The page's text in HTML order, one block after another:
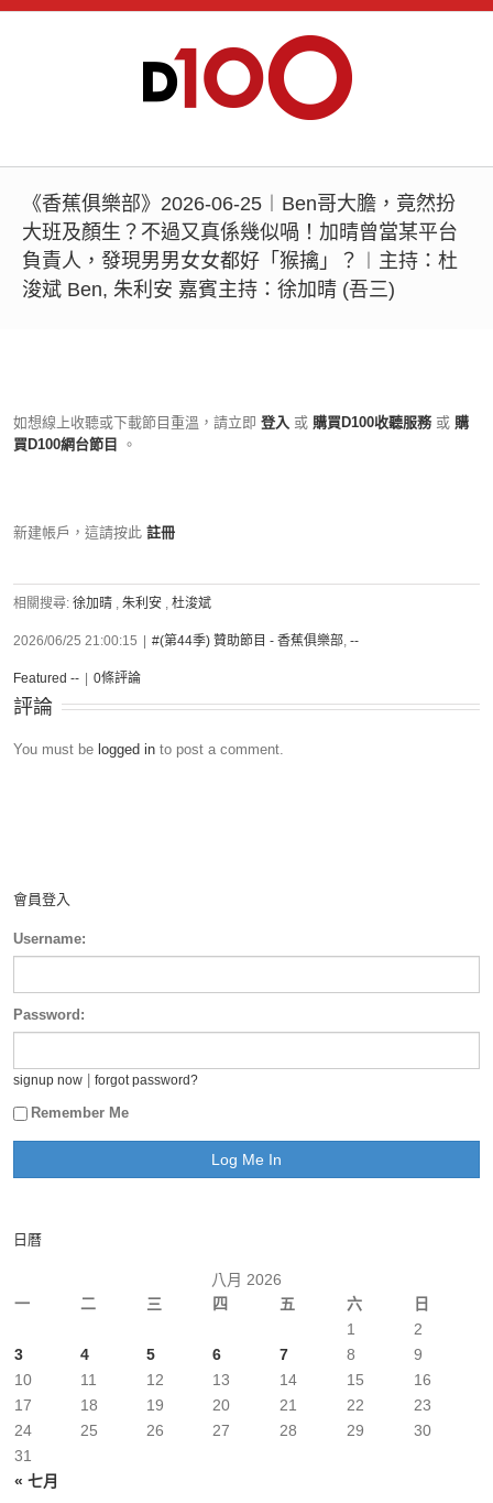
《香蕉俱樂部》2026-06-25︱Ben哥大膽，竟然扮
大班及顏生？不過又真係幾似喎！加晴曾當某平台
負責人，發現男男女女都好「猴擒」？︱主持：杜
浚斌 Ben, 朱利安 嘉賓主持：徐加晴 (吾三)
如想線上收聽或下載節目重溫，請立即 登入 或 購買D100收聽服務 或 購
買D100網台節目
。
新建帳戶，這請按此 註冊
相關搜尋: 徐加晴 , 朱利安 , 杜浚斌
2026/06/25 21:00:15 #(第44季) 贊助節目 - 香蕉俱樂部, --
Featured -- 0條評論
評論
You must be logged in to post a comment.
會員登入
Username:
Password:
signup now forgot password?
Remember Me
日曆
八月 2026
一
二 三 四 五 六 日
« 七月
1
2
3
4 5 6 7 8
9
10
11 12 13 14 15
16
17
18 19 20 21 22
23
24
25 26 27 28 29
30
31